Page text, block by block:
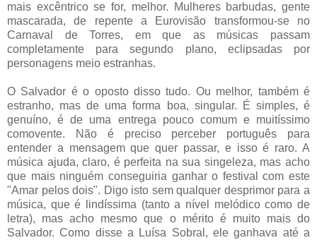
mais excêntrico se for, melhor. Mulheres barbudas, gente
mascarada, de repente a Eurovisão transformou-se no
Carnaval de Torres, em que as músicas passam
completamente para segundo plano, eclipsadas por
personagens meio estranhas.
O Salvador é o oposto disso tudo. Ou melhor, também é
estranho, mas de uma forma boa, singular. É simples, é
genuíno, é de uma entrega pouco comum e muitíssimo
comovente. Não é preciso perceber português para
entender a mensagem que quer passar, e isso é raro. A
música ajuda, claro, é perfeita na sua singeleza, mas acho
que mais ninguém conseguiria ganhar o festival com este
"Amar pelos dois". Digo isto sem qualquer desprimor para a
música, que é lindíssima (tanto a nível melódico como de
letra), mas acho mesmo que o mérito é muito mais do
Salvador. Como disse a Luísa Sobral, ele ganhava até a